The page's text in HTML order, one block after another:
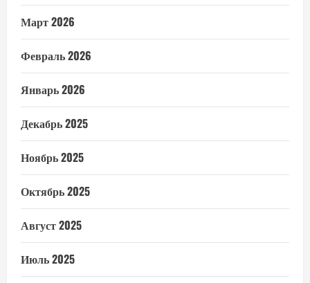
Март 2026
Февраль 2026
Январь 2026
Декабрь 2025
Ноябрь 2025
Октябрь 2025
Август 2025
Июль 2025